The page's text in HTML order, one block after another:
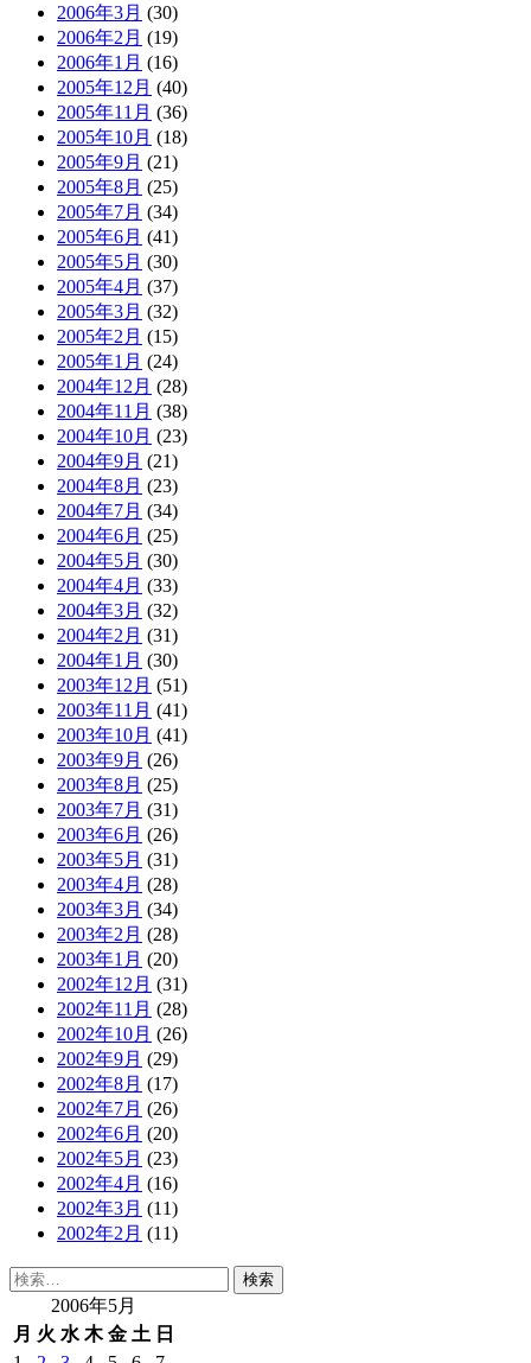
2006年3月 (30)
2006年2月 (19)
2006年1月 (16)
2005年12月 (40)
2005年11月 (36)
2005年10月 (18)
2005年9月 (21)
2005年8月 (25)
2005年7月 (34)
2005年6月 (41)
2005年5月 (30)
2005年4月 (37)
2005年3月 (32)
2005年2月 (15)
2005年1月 (24)
2004年12月 (28)
2004年11月 (38)
2004年10月 (23)
2004年9月 (21)
2004年8月 (23)
2004年7月 (34)
2004年6月 (25)
2004年5月 (30)
2004年4月 (33)
2004年3月 (32)
2004年2月 (31)
2004年1月 (30)
2003年12月 (51)
2003年11月 (41)
2003年10月 (41)
2003年9月 (26)
2003年8月 (25)
2003年7月 (31)
2003年6月 (26)
2003年5月 (31)
2003年4月 (28)
2003年3月 (34)
2003年2月 (28)
2003年1月 (20)
2002年12月 (31)
2002年11月 (28)
2002年10月 (26)
2002年9月 (29)
2002年8月 (17)
2002年7月 (26)
2002年6月 (20)
2002年5月 (23)
2002年4月 (16)
2002年3月 (11)
2002年2月 (11)
検
2006年5月
月 火 水 木 金 土 日